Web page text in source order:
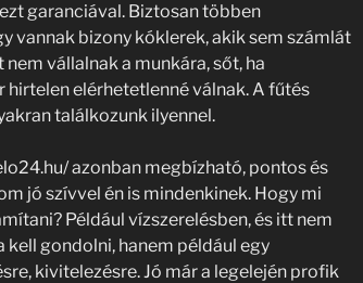
garanciával. Biztosan többen
vannak bizony kóklerek, akik sem számlát
vállalnak a munkára, sőt, ha
elérhetetlenné válnak. A fűtés
találkozunk ilyennel.
azonban megbízható, pontos és
jó szívvel én is mindenkinek. Hogy mi
Például vízszerelésben, és itt nem
gondolni, hanem például egy
kivitelezésre. Jó már a legelején profik